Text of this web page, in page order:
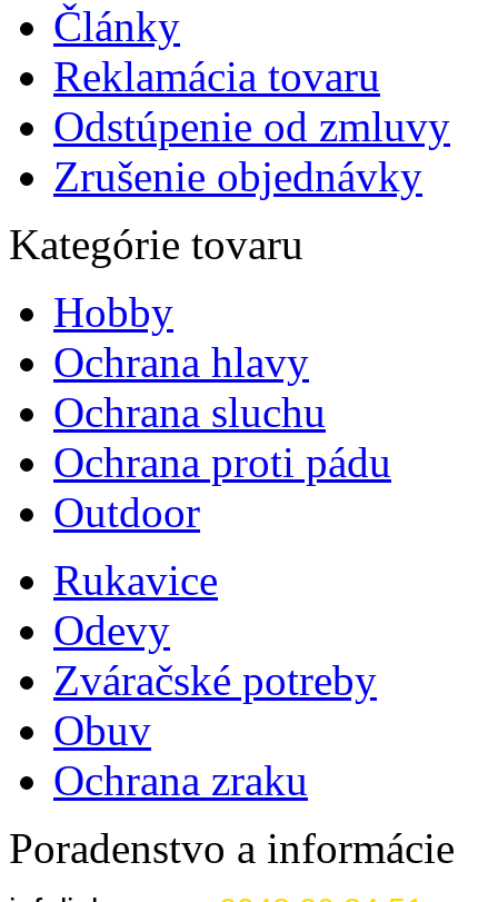
Články
Reklamácia tovaru
Odstúpenie od zmluvy
Zrušenie objednávky
Kategórie tovaru
Hobby
Ochrana hlavy
Ochrana sluchu
Ochrana proti pádu
Outdoor
Rukavice
Odevy
Zváračské potreby
Obuv
Ochrana zraku
Poradenstvo a informácie